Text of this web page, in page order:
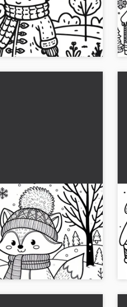
kış gezisinde. Boyama
indirin ve yaratıcı olun.
renk dünyanda nasıl
ayında kış
sayfası
ve tilkilerin bulunduğu
indirme! Ocak ayı için
al. Şimdi çevrimiçi